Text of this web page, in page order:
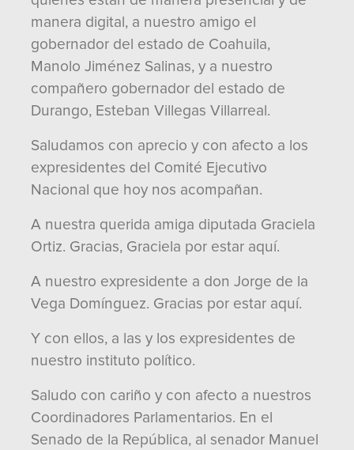
manera digital, a nuestro amigo el
gobernador del estado de Coahuila,
Manolo Jiménez Salinas, y a nuestro
compañero gobernador del estado de
Durango, Esteban Villegas Villarreal.
Saludamos con aprecio y con afecto a los
expresidentes del Comité Ejecutivo
Nacional que hoy nos acompañan.
A nuestra querida amiga diputada Graciela
Ortiz. Gracias, Graciela por estar aquí.
A nuestro expresidente a don Jorge de la
Vega Domínguez. Gracias por estar aquí.
Y con ellos, a las y los expresidentes de
nuestro instituto político.
Saludo con cariño y con afecto a nuestros
Coordinadores Parlamentarios. En el
Senado de la República, al senador Manuel